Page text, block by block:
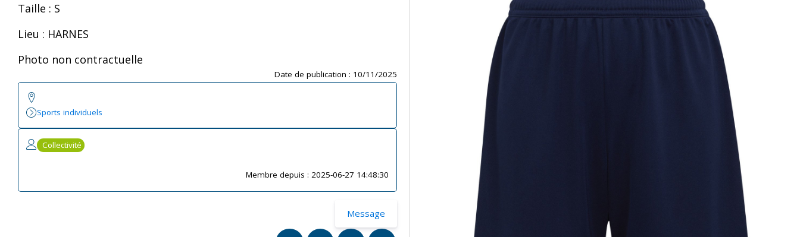
Taille : S
Lieu : HARNES
Photo non contractuelle
Date de publication : 10/11/2025
Sports individuels
Collectivité
Membre depuis : 2025-06-27 14:48:30
Message